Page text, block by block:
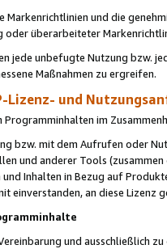
Markenrichtlinien und die
oder überarbeiteter
jede unbefugte Nutzung bzw.
Maßnahmen zu ergreifen.
Lizenz- und
im
bzw. mit dem Aufrufen oder
und anderer Tools (zusammen
Inhalten in Bezug auf
einverstanden, an diese Lizenz
und ausschließlich